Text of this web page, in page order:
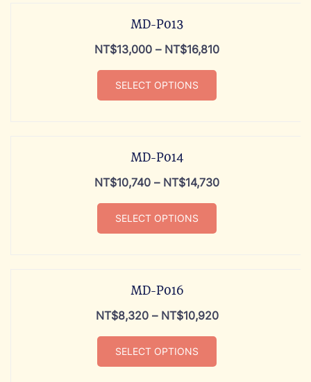
MD-P013
NT$13,000 – NT$16,810
SELECT OPTIONS
MD-P014
NT$10,740 – NT$14,730
SELECT OPTIONS
MD-P016
NT$8,320– NT$10,920
SELECT OPTIONS